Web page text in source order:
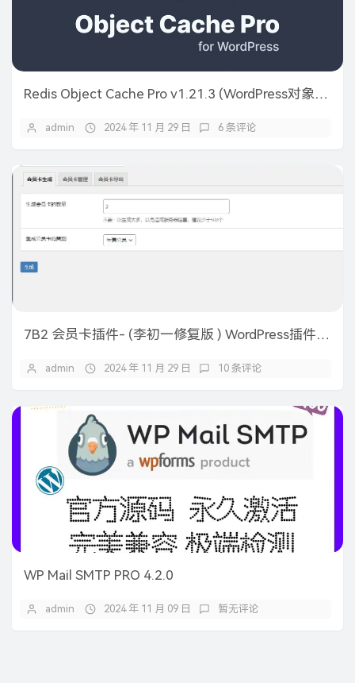
Redis Object Cache Pro v1.21.3 (WordPress对象缓存插件)
admin 2024 年 11 月 29 日 6 条评论
7B2 会员卡插件- (李初一修复版 ) WordPress插件 亲测可以使用
admin 2024 年 11 月 29 日 10 条评论
WP Mail SMTP PRO 4.2.0
admin 2024 年 11 月 09 日 暂无评论